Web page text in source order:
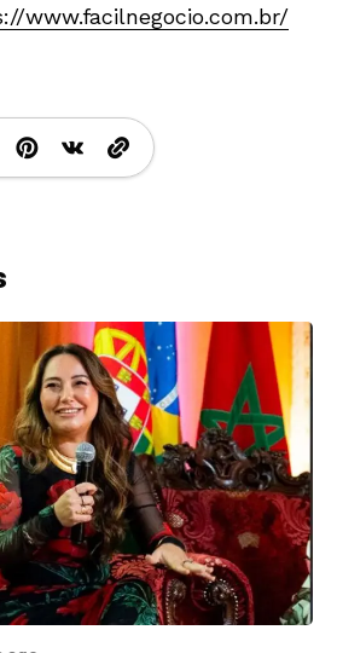
www.facilnegocio.com.br/